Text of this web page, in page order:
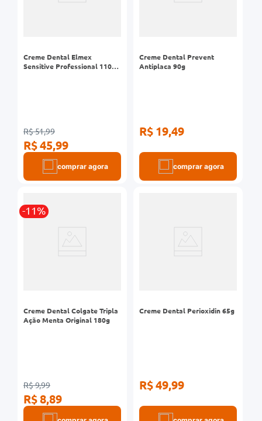
Creme Dental Elmex
Sensitive Professional 110g
R$ 51,99
R$ 45,99
comprar agora
Creme Dental Prevent
Antiplaca 90g
R$ 19,49
comprar agora
-11%
Creme Dental Colgate Tripla
Ação Menta Original 180g
R$ 9,99
R$ 8,89
Creme Dental Perioxidin 65g
R$ 49,99